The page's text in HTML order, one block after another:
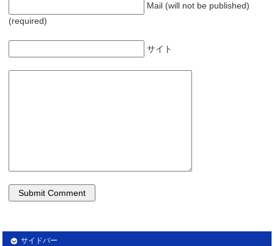
Mail (will not be published)
(required)
サイト
サイドバー